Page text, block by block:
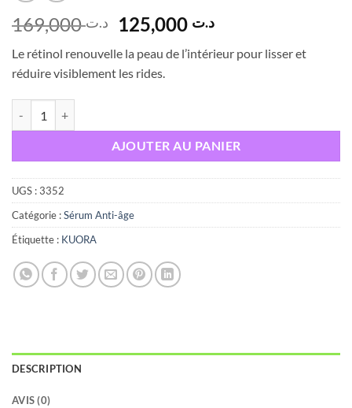
د.ت169,000
Le
prix
initial
était :
د.تLe
actuel
Le rétinol renouvelle la peau de l’intérieur pour lisser et
réduire visiblement les rides.
AJOUTER AU PANIER
UGS :3352
Catégorie :Sérum Anti-âge
Étiquette : KUORA
DESCRIPTION
AVIS (0)